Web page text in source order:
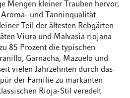
Mengen kleiner Trauben hervor,
und Tanninqualität
Teil der ältesten Rebgärten
Viura und Malvasia riojana
85 Prozent die typischen
Garnacha, Mazuelo und
vielen Jahrzehnten durch das
der Familie zu markanten
Rioja-Stil veredelt